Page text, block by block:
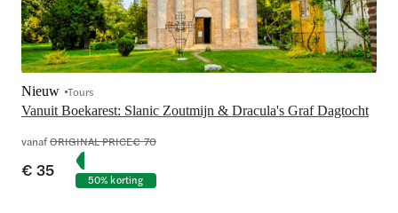
Vanuit Boekarest: Slanic Zoutmijn & Dracula's Graf Dagtocht
Nieuw Tours
vanafORIGINAL PRICE€ 70
€ 35 50% korting